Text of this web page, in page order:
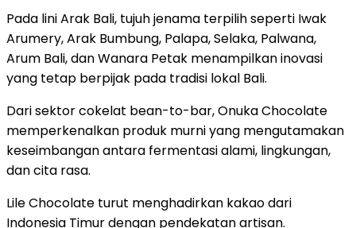
Pada lini Arak Bali, tujuh jenama terpilih seperti Iwak
Arumery, Arak Bumbung, Palapa, Selaka, Palwana,
Arum Bali, dan Wanara Petak menampilkan inovasi
yang tetap berpijak pada tradisi lokal Bali.
Dari sektor cokelat bean-to-bar, Onuka Chocolate
memperkenalkan produk murni yang mengutamakan
keseimbangan antara fermentasi alami, lingkungan,
dan cita rasa.
Lile Chocolate turut menghadirkan kakao dari
Indonesia Timur dengan pendekatan artisan.